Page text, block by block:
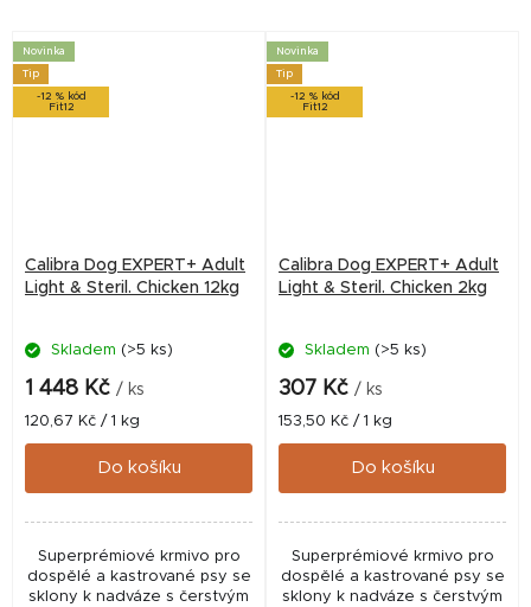
Novinka
Tip
-12 % kód
Fit12
Calibra Dog EXPERT+ Adult
Light & Steril. Chicken 12kg
Skladem (>5 ks)
1 448 Kč / ks
Měrná
cena:
120,67 Kč / 1 kg
Do košíku
Superprémiové krmivo pro
dospělé a kastrované psy se
sklony k nadváze s čerstvým
Novinka
Tip
-12 % kód
Fit12
Calibra Dog EXPERT+ Adult
Light & Steril. Chicken 2kg
Skladem (>5 ks)
307 Kč / ks
Měrná
cena:
153,50 Kč / 1 kg
Do košíku
Superprémiové krmivo pro
dospělé a kastrované psy se
sklony k nadváze s čerstvým